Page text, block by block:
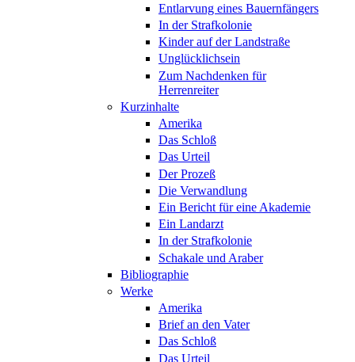
Entlarvung eines Bauernfängers
In der Strafkolonie
Kinder auf der Landstraße
Unglücklichsein
Zum Nachdenken für
Herrenreiter
Kurzinhalte
Amerika
Das Schloß
Das Urteil
Der Prozeß
Die Verwandlung
Ein Bericht für eine Akademie
Ein Landarzt
In der Strafkolonie
Schakale und Araber
Bibliographie
Werke
Amerika
Brief an den Vater
Das Schloß
Das Urteil